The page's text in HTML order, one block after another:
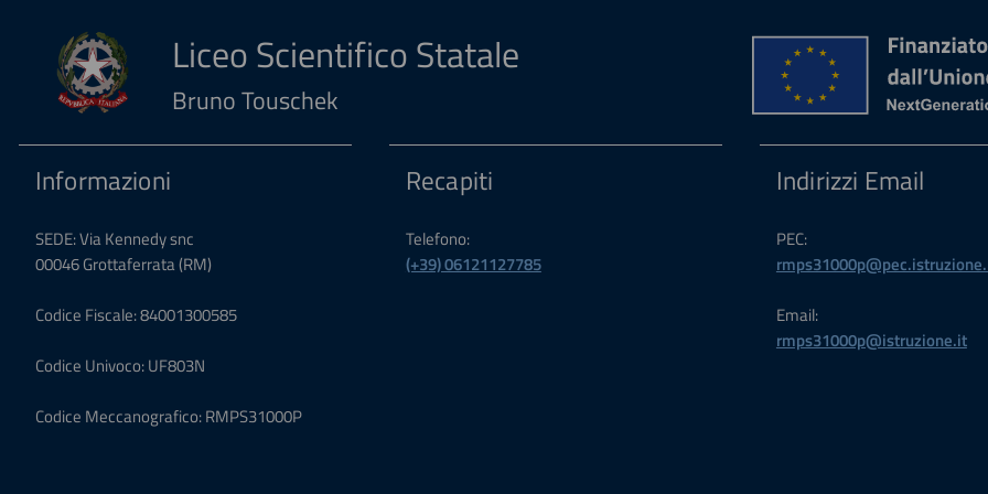
Liceo Scientifico Statale
Bruno Touschek
Informazioni
SEDE: Via Kennedy snc
00046 Grottaferrata (RM)
Codice Fiscale: 84001300585
Codice Univoco: UF803N
Codice Meccanografico: RMPS31000P
Recapiti
Telefono:
(+39) 06121127785
Indirizzi Email
PEC:
Email:
rmps31000p@istruzione.it